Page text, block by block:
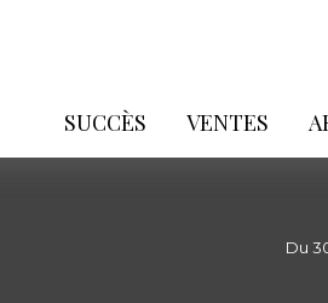
SUCCÈS VENTES
Du